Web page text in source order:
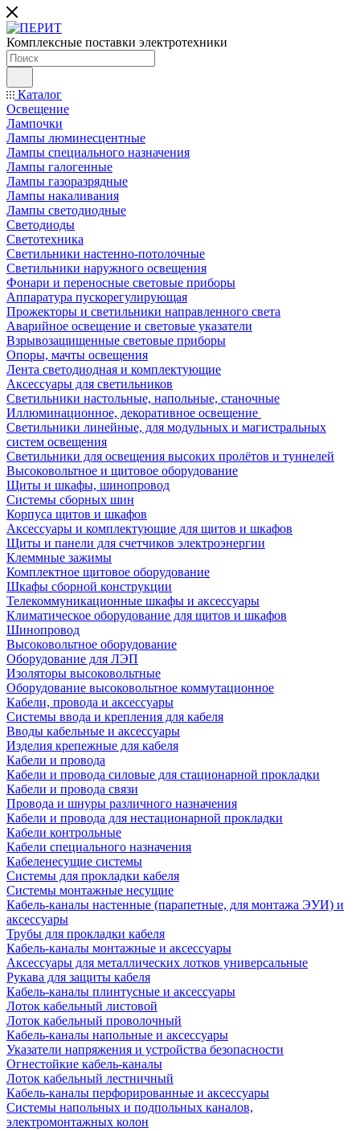
Комплексные поставки электротехники
Каталог
Освещение
Лампочки
Лампы люминесцентные
Лампы специального назначения
Лампы галогенные
Лампы газоразрядные
Лампы накаливания
Лампы светодиодные
Светодиоды
Светотехника
Светильники настенно-потолочные
Светильники наружного освещения
Фонари и переносные световые приборы
Аппаратура пускорегулирующая
Прожекторы и светильники направленного света
Аварийное освещение и световые указатели
Взрывозащищенные световые приборы
Опоры, мачты освещения
Лента светодиодная и комплектующие
Аксессуары для светильников
Светильники настольные, напольные, станочные
Иллюминационное, декоративное освещение
Светильники линейные, для модульных и магистральных
систем освещения
Светильники для освещения высоких пролётов и туннелей
Высоковольтное и щитовое оборудование
Щиты и шкафы, шинопровод
Системы сборных шин
Корпуса щитов и шкафов
Аксессуары и комплектующие для щитов и шкафов
Щиты и панели для счетчиков электроэнергии
Клеммные зажимы
Комплектное щитовое оборудование
Шкафы сборной конструкции
Телекоммуникационные шкафы и аксессуары
Климатическое оборудование для щитов и шкафов
Шинопровод
Высоковольтное оборудование
Оборудование для ЛЭП
Изоляторы высоковольтные
Оборудование высоковольтное коммутационное
Кабели, провода и аксессуары
Системы ввода и крепления для кабеля
Вводы кабельные и аксессуары
Изделия крепежные для кабеля
Кабели и провода
Кабели и провода силовые для стационарной прокладки
Кабели и провода связи
Провода и шнуры различного назначения
Кабели и провода для нестационарной прокладки
Кабели контрольные
Кабели специального назначения
Кабеленесущие системы
Системы для прокладки кабеля
Системы монтажные несущие
Кабель-каналы настенные (парапетные, для монтажа ЭУИ) и
аксессуары
Трубы для прокладки кабеля
Кабель-каналы монтажные и аксессуары
Аксессуары для металлических лотков универсальные
Рукава для защиты кабеля
Кабель-каналы плинтусные и аксессуары
Лоток кабельный листовой
Лоток кабельный проволочный
Кабель-каналы напольные и аксессуары
Указатели напряжения и устройства безопасности
Огнестойкие кабель-каналы
Лоток кабельный лестничный
Кабель-каналы перфорированные и аксессуары
Системы напольных и подпольных каналов,
электромонтажных колон